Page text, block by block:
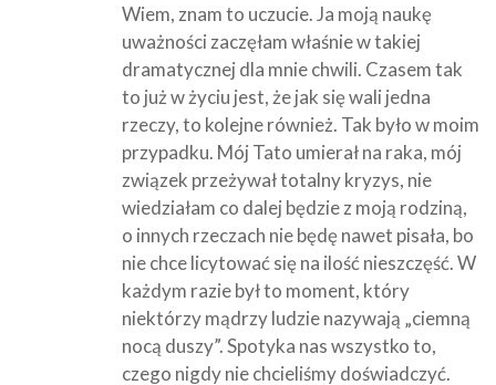
Wiem, znam to uczucie. Ja moją naukę
uważności zaczęłam właśnie w takiej
dramatycznej dla mnie chwili. Czasem tak
to już w życiu jest, że jak się wali jedna
rzeczy, to kolejne również. Tak było w moim
przypadku. Mój Tato umierał na raka, mój
związek przeżywał totalny kryzys, nie
wiedziałam co dalej będzie z moją rodziną,
o innych rzeczach nie będę nawet pisała, bo
nie chce licytować się na ilość nieszczęść. W
każdym razie był to moment, który
niektórzy mądrzy ludzie nazywają „ciemną
nocą duszy”. Spotyka nas wszystko to,
czego nigdy nie chcieliśmy doświadczyć.